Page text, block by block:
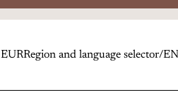
EURRegion and language selector/EN